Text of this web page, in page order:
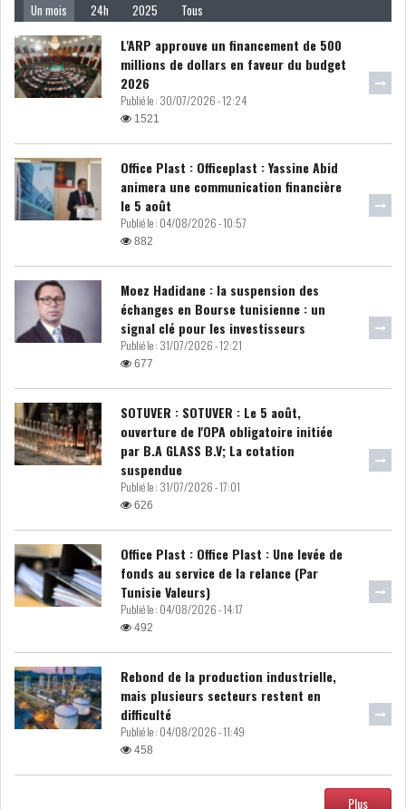
LE DÉFICIT COURANT SE
CREUSE À NOUVEAU,...
INS : L'INFLATION RECULE À
IRADA : PREMIER APPEL À
FONDATION POUR L...
POLITIQUE
PRÉSIDENTIELLES
GOUVERNEMENT
DIVERS
ASSEMBLÉE DES
REPRÉSENTANTS DU
SAIED LIMOGE LA MINISTRE DE
L'INDUS...
SLAH ZOUARI NOMMÉ
MINISTRE DE L'ÉQU...
NOUVELLE CHEFFE DU...
Un mois 24h 2025 Tous
L'ARP approuve un financement de 500
millions de dollars en faveur du budget
2026
Publié le : 30/07/2026 - 12:24
1521
Office Plast : Officeplast : Yassine Abid
animera une communication financière
le 5 août
Publié le : 04/08/2026 - 10:57
882
Moez Hadidane : la suspension des
échanges en Bourse tunisienne : un
signal clé pour les investisseurs
Publié le : 31/07/2026 - 12:21
677
SOTUVER : SOTUVER : Le 5 août,
ouverture de l'OPA obligatoire initiée
par B.A GLASS B.V; La cotation
suspendue
Publié le : 31/07/2026 - 17:01
626
Office Plast : Office Plast : Une levée de
fonds au service de la relance (Par
Tunisie Valeurs)
Publié le : 04/08/2026 - 14:17
492
Rebond de la production industrielle,
mais plusieurs secteurs restent en
difficulté
Publié le : 04/08/2026 - 11:49
458
Plus